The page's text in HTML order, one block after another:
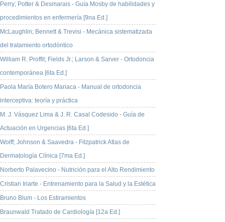
Perry; Potter & Desmarais - Guía Mosby de habilidades y
procedimientos en enfermería [9na Ed.]
McLaughlin; Bennett & Trevisi - Mecánica sistematizada
del tratamiento ortodóntico
William R. Proffit; Fields Jr.; Larson & Sarver - Ortodoncia
contemporánea [6ta Ed.]
Paola María Botero Mariaca - Manual de ortodoncia
interceptiva: teoría y práctica
M. J. Vásquez Lima & J. R. Casal Codesido - Guía de
Actuación en Urgencias [6ta Ed.]
Wolff; Johnson & Saavedra - Fitzpatrick Atlas de
Dermatología Clínica [7ma Ed.]
Norberto Palavecino - Nutrición para el Alto Rendimiento
Cristian Iriarte - Entrenamiento para la Salud y la Estética
Bruno Blum - Los Estiramientos
Braunwald Tratado de Cardiología [12a Ed.]